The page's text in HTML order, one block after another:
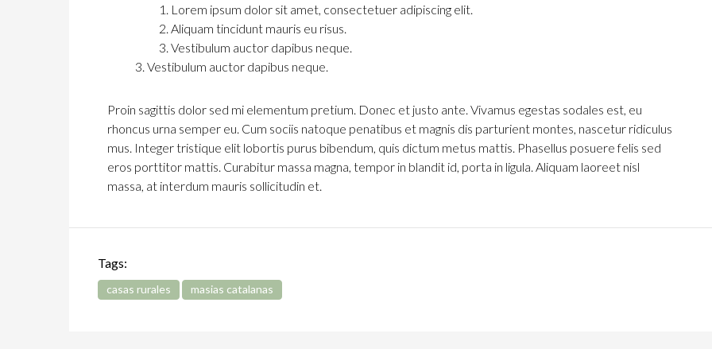
Lorem ipsum dolor sit amet, consectetuer adipiscing elit.
Aliquam tincidunt mauris eu risus.
Vestibulum auctor dapibus neque.
Vestibulum auctor dapibus neque.
Proin sagittis dolor sed mi elementum pretium. Donec et justo ante. Vivamus egestas sodales est, eu
rhoncus urna semper eu. Cum sociis natoque penatibus et magnis dis parturient montes, nascetur ridiculus
mus. Integer tristique elit lobortis purus bibendum, quis dictum metus mattis. Phasellus posuere felis sed
eros porttitor mattis. Curabitur massa magna, tempor in blandit id, porta in ligula. Aliquam laoreet nisl
massa, at interdum mauris sollicitudin et.
Tags:
casas rurales masias catalanas